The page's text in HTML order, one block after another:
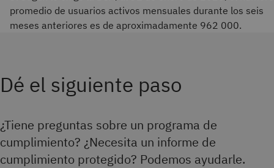
promedio de usuarios activos mensuales durante los seis
meses anteriores es de aproximadamente 962 000.
Dé el siguiente paso
¿Tiene preguntas sobre un programa de
cumplimiento? ¿Necesita un informe de
cumplimiento protegido? Podemos ayudarle.